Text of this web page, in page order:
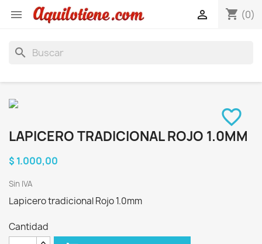
 shopping_cart (0)

search
favorite_border
LAPICERO TRADICIONAL ROJO 1.0MM
$ 1.000,00
Sin IVA
Lapicero tradicional Rojo 1.0mm
Cantidad